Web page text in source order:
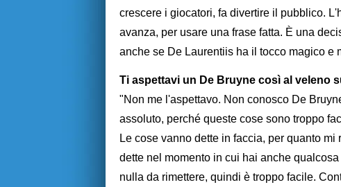
crescere i giocatori, fa divertire il pubblico.
avanza, per usare una frase fatta. È una
anche se De Laurentiis ha il tocco magico e
Ti aspettavi un De Bruyne così al veleno
"Non me l'aspettavo. Non conosco De
assoluto, perché queste cose sono troppo
Le cose vanno dette in faccia, per quanto
dette nel momento in cui hai anche
nulla da rimettere, quindi è troppo facile.